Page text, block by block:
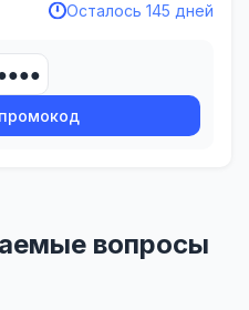
Осталось 145 дней
вопросы